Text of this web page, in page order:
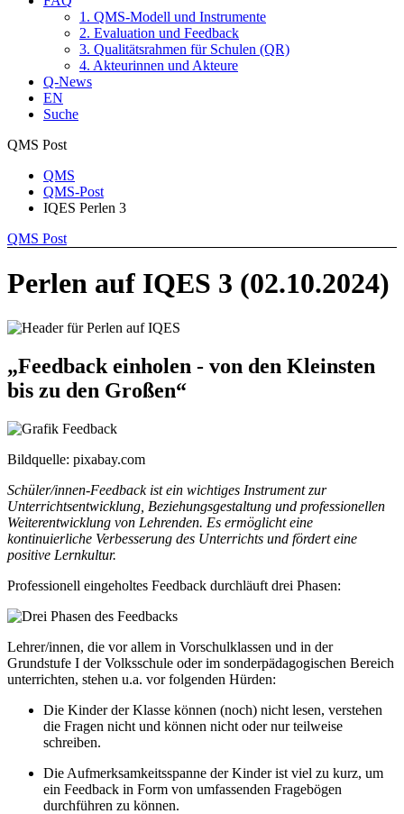
1. QMS-Modell und Instrumente
2. Evaluation und Feedback
3. Qualitätsrahmen für Schulen (QR)
4. Akteurinnen und Akteure
Q-News
EN
Suche
QMS Post
QMS
QMS-Post
IQES Perlen 3
QMS Post
Perlen auf IQES 3 (02.10.2024)
„Feedback einholen - von den Kleinsten
bis zu den Großen“
Bildquelle: pixabay.com
Schüler/innen-Feedback ist ein wichtiges Instrument zur
Unterrichtsentwicklung, Beziehungsgestaltung und professionellen
Weiterentwicklung von Lehrenden. Es ermöglicht eine
kontinuierliche Verbesserung des Unterrichts und fördert eine
positive Lernkultur.
Professionell eingeholtes Feedback durchläuft drei Phasen:
Lehrer/innen, die vor allem in Vorschulklassen und in der
Grundstufe I der Volksschule oder im sonderpädagogischen Bereich
unterrichten, stehen u.a. vor folgenden Hürden:
Die Kinder der Klasse können (noch) nicht lesen, verstehen
die Fragen nicht und können nicht oder nur teilweise
schreiben.
Die Aufmerksamkeitsspanne der Kinder ist viel zu kurz, um
ein Feedback in Form von umfassenden Fragebögen
durchführen zu können.